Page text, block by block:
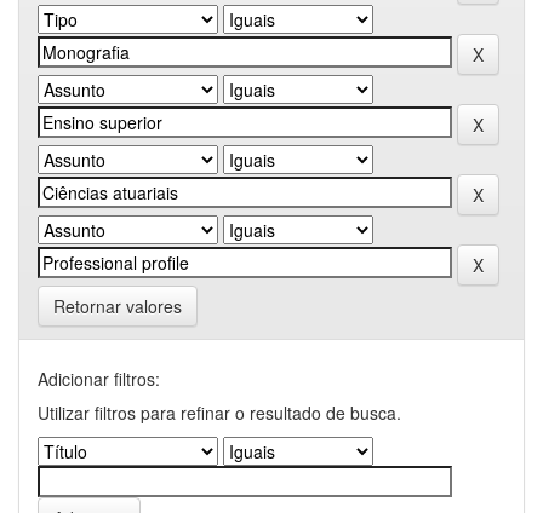
Retornar valores
Adicionar filtros:
Utilizar filtros para refinar o resultado de busca.